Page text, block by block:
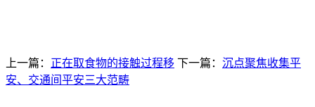
上一篇： 正在取食物的接触过程移 下一篇： 沉点聚焦收集平
安、交通间平安三大范畴